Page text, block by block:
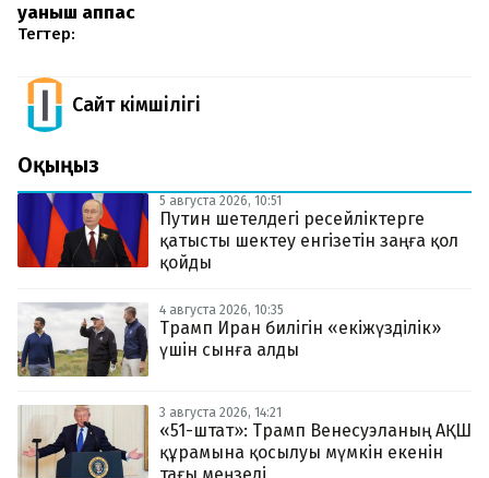
Қуаныш Қаппас
Тегтер:
Сайт Әкімшілігі
Оқыңыз
5 августа 2026, 10:51
Путин шетелдегі ресейліктерге
қатысты шектеу енгізетін заңға қол
қойды
4 августа 2026, 10:35
Трамп Иран билігін «екіжүзділік»
үшін сынға алды
3 августа 2026, 14:21
«51-штат»: Трамп Венесуэланың АҚШ
құрамына қосылуы мүмкін екенін
тағы меңзеді